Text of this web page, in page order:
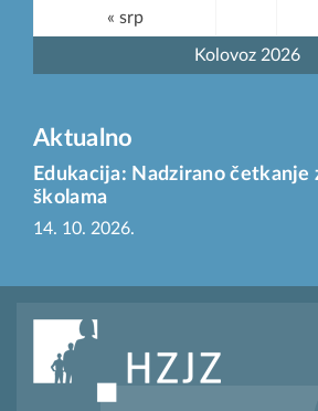
Kolovoz 2026
« srp
Aktualno
Edukacija: Nadzirano
školama
14. 10. 2026.